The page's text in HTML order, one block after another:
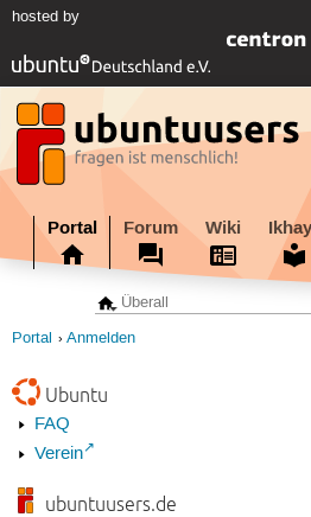
hosted by
Portal Forum Wiki
Portal Anmelden
Ubuntu
FAQ
Verein
ubuntuusers.de